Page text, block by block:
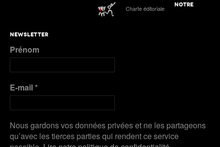
Charte éditoriale
NOTRE
NEWSLETTER
Prénom
E-mail*
Nous gardons vos données privées et ne les partageons
qu’avec les tierces parties qui rendent ce service